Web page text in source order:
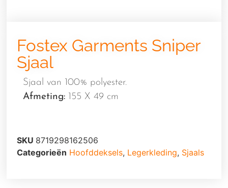
Fostex Garments Sniper
Sjaal
Sjaal van 100% polyester.
Afmeting: 155 X 49 cm
SKU 8719298162506
Categorieën Hoofddeksels, Legerkleding, Sjaals